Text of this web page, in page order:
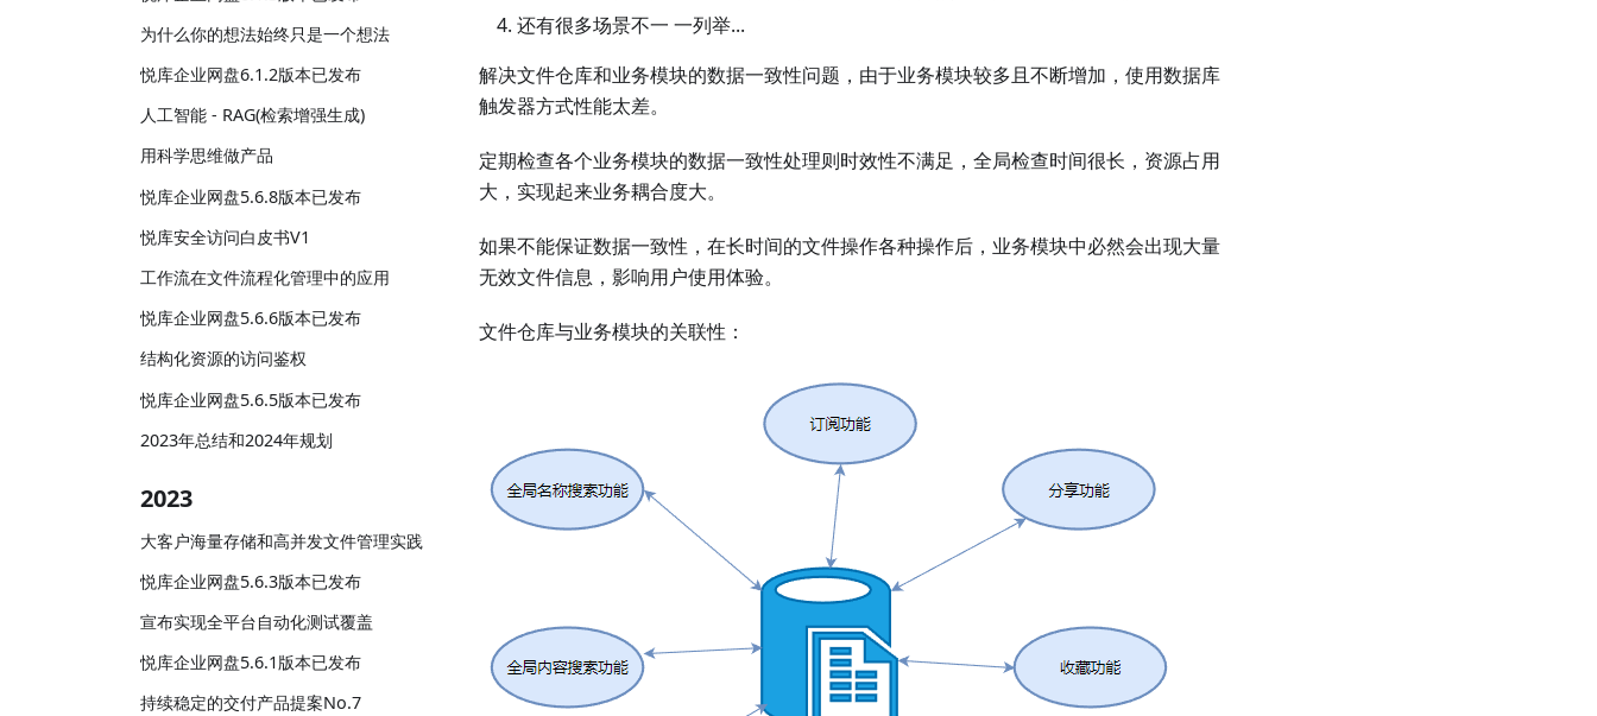
为什么你的想法始终只是一个想法
悦库企业网盘6.1.2版本已发布
人工智能 - RAG(检索增强生成)
用科学思维做产品
悦库企业网盘5.6.8版本已发布
悦库安全访问白皮书V1
工作流在文件流程化管理中的应用
悦库企业网盘5.6.6版本已发布
结构化资源的访问鉴权
悦库企业网盘5.6.5版本已发布
2023年总结和2024年规划
2023
大客户海量存储和高并发文件管理实践
悦库企业网盘5.6.3版本已发布
宣布实现全平台自动化测试覆盖
悦库企业网盘5.6.1版本已发布
持续稳定的交付产品提案No.7
还有很多场景不一 一列举...
解决文件仓库和业务模块的数据一致性问题，由于业务模块较多且不断增加，使用数据库
触发器方式性能太差。
定期检查各个业务模块的数据一致性处理则时效性不满足，全局检查时间很长，资源占用
大，实现起来业务耦合度大。
如果不能保证数据一致性，在长时间的文件操作各种操作后，业务模块中必然会出现大量
无效文件信息，影响用户使用体验。
文件仓库与业务模块的关联性：